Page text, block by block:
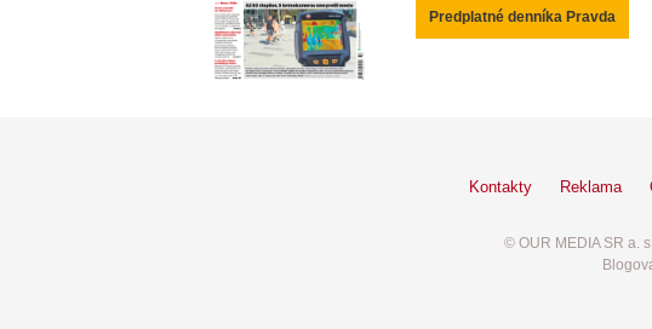
Predplatné denníka Pravda
Kontakty Reklama
© OUR MEDIA SR a.